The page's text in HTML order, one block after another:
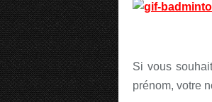
Si vous
prénom, votre